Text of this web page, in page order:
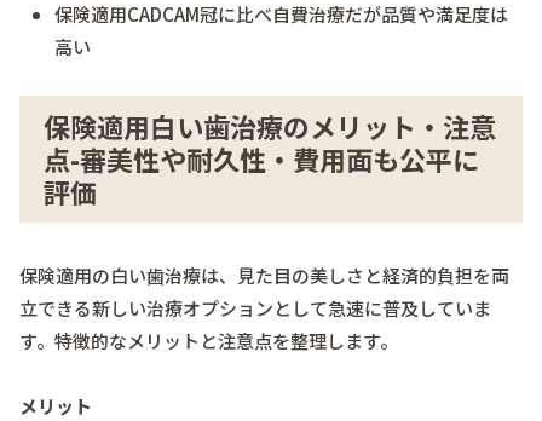
保険適用CADCAM冠に比べ自費治療だが品質や満足度は
高い
保険適用白い歯治療のメリット・注意
点-審美性や耐久性・費用面も公平に
評価
保険適用の白い歯治療は、見た目の美しさと経済的負担を両
立できる新しい治療オプションとして急速に普及していま
す。特徴的なメリットと注意点を整理します。
メリット